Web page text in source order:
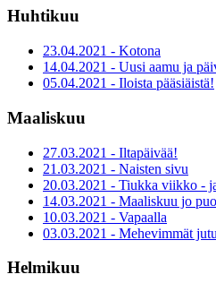
Huhtikuu
23.04.2021 - Kotona
14.04.2021 - Uusi aamu ja
05.04.2021 - Iloista pääsiäistä!
Maaliskuu
27.03.2021 - Iltapäivää!
21.03.2021 - Naisten sivu
20.03.2021 - Tiukka viikko -
14.03.2021 - Maaliskuu jo
10.03.2021 - Vapaalla
03.03.2021 - Mehevimmät
Helmikuu